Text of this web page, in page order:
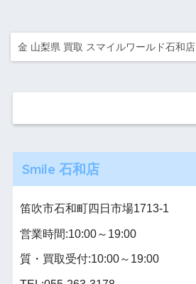
金 山梨県 買取 スマイルワールド石和店
Smile 石和店
笛吹市石和町四日市場1713-1
営業時間:10:00～19:00
質・買取受付:10:00～19:00